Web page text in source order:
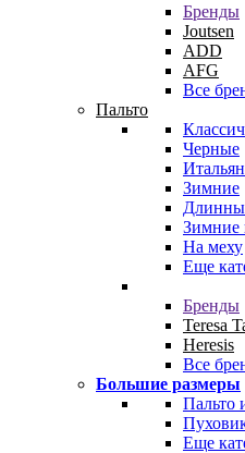
Бренды
Joutsen
ADD
AFG
Все
Пальто
Черные
Зимние
Зимние
На меху
Еще
Бренды
Teresa
Heresis
Все
Большие размеры
Пальто
Еще